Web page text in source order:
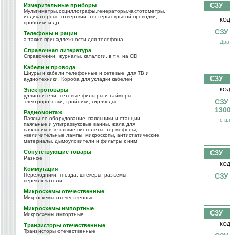
Измерительные приборы
Мультиметры,осциллографы,генераторы,частотометры,
индикаторные отвёрткии, тестеры скрытой проводки,
пробники и др.
Телефоны и рации
а также принадлежности для телефона
Справочная литература
Справочники, журналы, каталоги, в т.ч. на CD
Кабели и провода
Шнуры и кабели телефонные и сетевые, для ТВ и
аудиотехники. Короба для укладки кабелей
Электротовары
удлиннители, сетевые фильтры и таймеры,
электророзетки, тройники, гирлянды
Радиомонтаж
Паяльное оборудование, паяльники и станции,
паяльные и ультразвуковые ванны, жала для
паяльников, клеящие пистолеты, термофены,
увеличительные лампы, микроскопы, антистатические
материалы, дымоуловители и фильтры к ним
Сопутствующие товары
Разное
Коммутация
Переходники, гнёзда, штекеры, разъёмы,
переключатели
Микросхемы отечественные
Микросхемы отечественные
Микросхемы импортные
Микросхемы импортные
Транзисторы отечественные
Транзисторы отечественные
СЗУ
СЗУ
СЗУ
СЗУ
с
СЗУ
СЗУ
СЗУ